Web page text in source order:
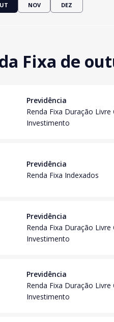
NOV DEZ
Fixa de
Previdência
Renda Fixa Duração Livre
Investimento
Previdência
Renda Fixa Indexados
Previdência
Renda Fixa Duração Livre
Investimento
Previdência
Renda Fixa Duração Livre
Investimento